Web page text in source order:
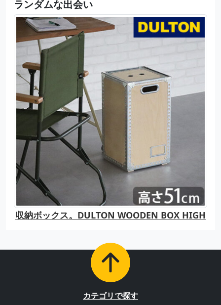
ランダムな出会い
収納ボックス。DULTON WOODEN BOX HIGH
カテゴリで探す